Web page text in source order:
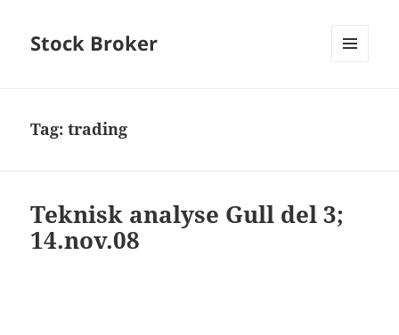
Stock Broker
Tag:trading
Teknisk analyse Gull del 3;
14.nov.08